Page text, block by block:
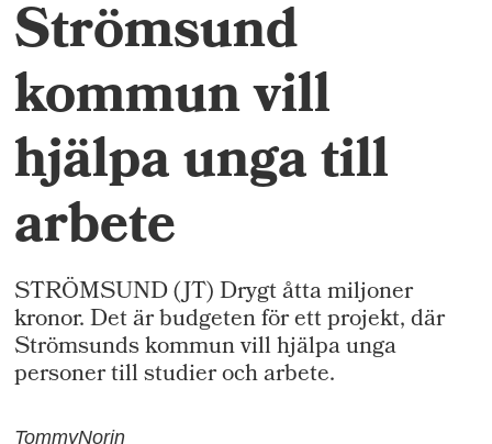
Strömsund
kommun vill
hjälpa unga till
arbete
STRÖMSUND (JT) Drygt åtta miljoner
kronor. Det är budgeten för ett projekt, där
Strömsunds kommun vill hjälpa unga
personer till studier och arbete.
TommyNorin